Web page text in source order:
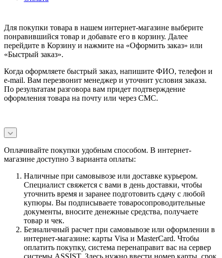
Для покупки товара в нашем интернет-магазине выберите
понравившийся товар и добавьте его в корзину. Далее
перейдите в Корзину и нажмите на «Оформить заказ» или
«Быстрый заказ».
Когда оформляете быстрый заказ, напишите ФИО, телефон и
e-mail. Вам перезвонит менеджер и уточнит условия заказа.
По результатам разговора вам придет подтверждение
оформления товара на почту или через СМС.
Оплачивайте покупки удобным способом. В интернет-
магазине доступно 3 варианта оплаты:
Наличные при самовывозе или доставке курьером.
Специалист свяжется с вами в день доставки, чтобы
уточнить время и заранее подготовить сдачу с любой
купюры. Вы подписываете товаросопроводительные
документы, вносите денежные средства, получаете
товар и чек.
Безналичный расчет при самовывозе или оформлении в
интернет-магазине: карты Visa и MasterCard. Чтобы
оплатить покупку, система перенаправит вас на сервер
системы ASSIST. Здесь нужно ввести номер карты, срок